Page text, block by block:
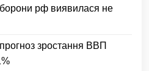
рф виявилася не
зростання ВВП